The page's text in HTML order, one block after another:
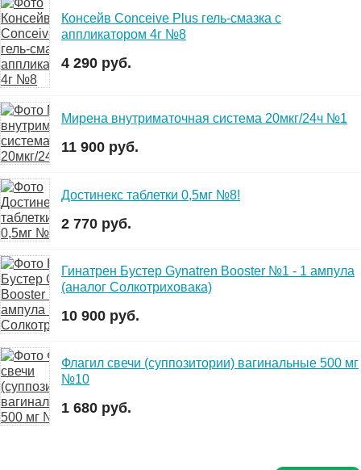
Консейв Conceive Plus гель-смазка с
аппликатором 4г №8
4 290 руб.
Мирена внутриматочная система 20мкг/24ч №1
11 900 руб.
Достинекс таблетки 0,5мг №8!
2 770 руб.
Гинатрен Бустер Gynatren Booster №1 - 1 ампула
(аналог Солкотриховака)
10 900 руб.
Флагил свечи (суппозитории) вагинальные 500 мг
№10
1 680 руб.